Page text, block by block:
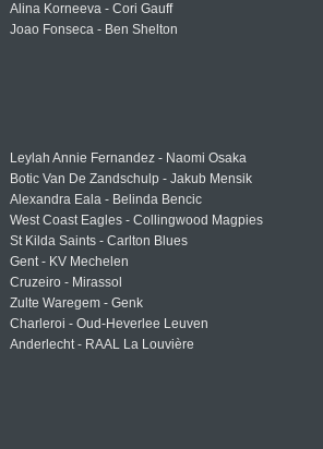
Alina Korneeva - Cori Gauff
Joao Fonseca - Ben Shelton
Leylah Annie Fernandez - Naomi Osaka
Botic Van De Zandschulp - Jakub Mensik
Alexandra Eala - Belinda Bencic
West Coast Eagles - Collingwood Magpies
St Kilda Saints - Carlton Blues
Gent - KV Mechelen
Cruzeiro - Mirassol
Zulte Waregem - Genk
Charleroi - Oud-Heverlee Leuven
Anderlecht - RAAL La Louvière